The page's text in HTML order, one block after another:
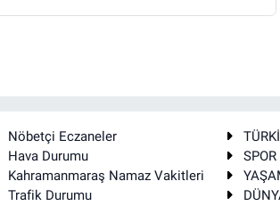
Nöbetçi Eczaneler
Hava Durumu
Kahramanmaraş Namaz Vakitleri
Trafik Durumu
SPOR